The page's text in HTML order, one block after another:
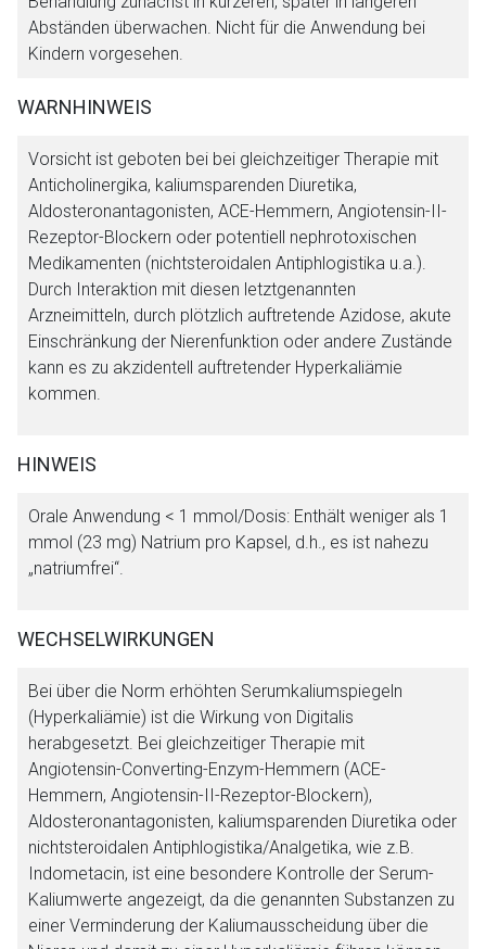
Abständen überwachen. Nicht für die Anwendung bei
Kindern vorgesehen.
WARNHINWEIS
Vorsicht ist geboten bei bei gleichzeitiger Therapie mit
Anticholinergika, kaliumsparenden Diuretika,
Aldosteronantagonisten, ACE-Hemmern, Angiotensin-II-
Rezeptor-Blockern oder potentiell nephrotoxischen
Medikamenten (nichtsteroidalen Antiphlogistika u.a.).
Durch Interaktion mit diesen letztgenannten
Arzneimitteln, durch plötzlich auftretende Azidose, akute
Einschränkung der Nierenfunktion oder andere Zustände
kann es zu akzidentell auftretender Hyperkaliämie
kommen.
HINWEIS
Orale Anwendung < 1 mmol/Dosis: Enthält weniger als 1
mmol (23 mg) Natrium pro Kapsel, d.h., es ist nahezu
„natriumfrei“.
WECHSELWIRKUNGEN
Bei über die Norm erhöhten Serumkaliumspiegeln
(Hyperkaliämie) ist die Wirkung von Digitalis
herabgesetzt. Bei gleichzeitiger Therapie mit
Angiotensin-Converting-Enzym-Hemmern (ACE-
Hemmern, Angiotensin-II-Rezeptor-Blockern),
Aldosteronantagonisten, kaliumsparenden Diuretika oder
nichtsteroidalen Antiphlogistika/Analgetika, wie z.B.
Indometacin, ist eine besondere Kontrolle der Serum-
Kaliumwerte angezeigt, da die genannten Substanzen zu
einer Verminderung der Kaliumausscheidung über die
Der von Ihnen aufgerufene Link öffnet eine externe Web-
Betreiber verantwortlich. Ebenso gelten dort ggf. andere
Zurück zur rote-liste.de Zur Seite